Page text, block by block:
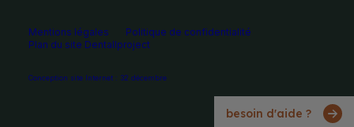
Mentions légales
Politique de confidentialité
Plan du site Dentallproject
Conception site Internet : 32 décembre
besoin d'aide ?